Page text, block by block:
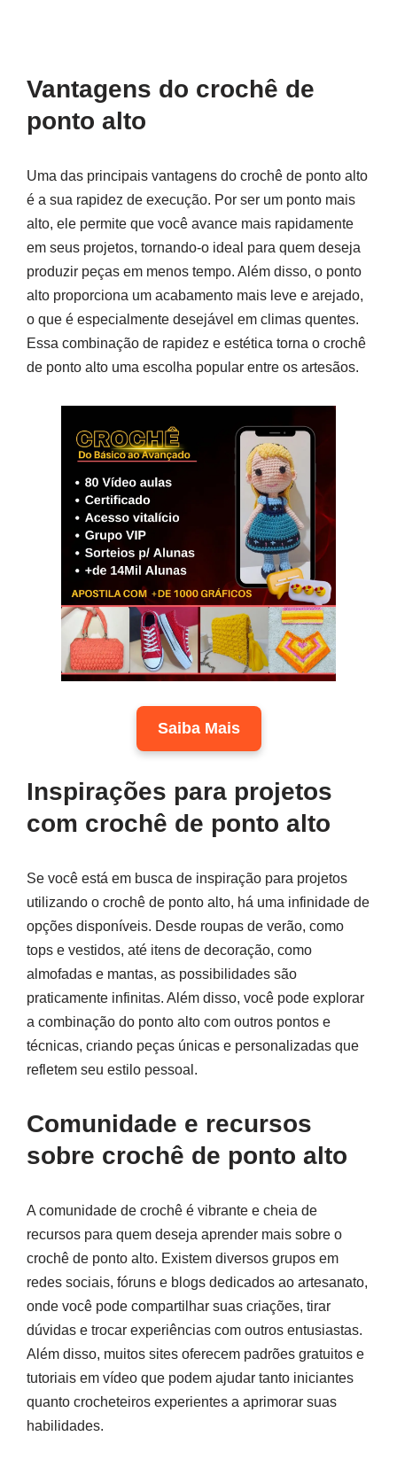
Vantagens do crochê de
ponto alto
Uma das principais vantagens do crochê de ponto alto
é a sua rapidez de execução. Por ser um ponto mais
alto, ele permite que você avance mais rapidamente
em seus projetos, tornando-o ideal para quem deseja
produzir peças em menos tempo. Além disso, o ponto
alto proporciona um acabamento mais leve e arejado,
o que é especialmente desejável em climas quentes.
Essa combinação de rapidez e estética torna o crochê
de ponto alto uma escolha popular entre os artesãos.
Saiba Mais
Inspirações para projetos
com crochê de ponto alto
Se você está em busca de inspiração para projetos
utilizando o crochê de ponto alto, há uma infinidade de
opções disponíveis. Desde roupas de verão, como
tops e vestidos, até itens de decoração, como
almofadas e mantas, as possibilidades são
praticamente infinitas. Além disso, você pode explorar
a combinação do ponto alto com outros pontos e
técnicas, criando peças únicas e personalizadas que
refletem seu estilo pessoal.
Comunidade e recursos
sobre crochê de ponto alto
A comunidade de crochê é vibrante e cheia de
recursos para quem deseja aprender mais sobre o
crochê de ponto alto. Existem diversos grupos em
redes sociais, fóruns e blogs dedicados ao artesanato,
onde você pode compartilhar suas criações, tirar
dúvidas e trocar experiências com outros entusiastas.
Além disso, muitos sites oferecem padrões gratuitos e
tutoriais em vídeo que podem ajudar tanto iniciantes
quanto crocheteiros experientes a aprimorar suas
habilidades.